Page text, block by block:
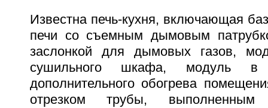
Известна печь-кухня, включающая
печи со съемным дымовым
заслонкой для дымовых газов,
сушильного шкафа, модуль в
дополнительного обогрева
отрезком трубы,